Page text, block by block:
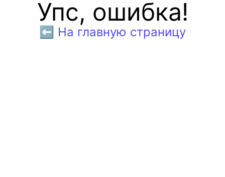
Упс, ошибка!
⬅️ На главную страницу